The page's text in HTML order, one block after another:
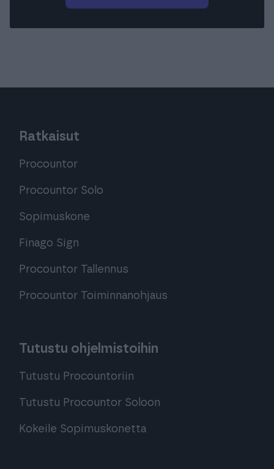
Ratkaisut
Procountor
Procountor Solo
Sopimuskone
Finago Sign
Procountor Tallennus
Procountor Toiminnanohjaus
Tutustu ohjelmistoihin
Tutustu Procountoriin
Tutustu Procountor Soloon
Kokeile Sopimuskonetta